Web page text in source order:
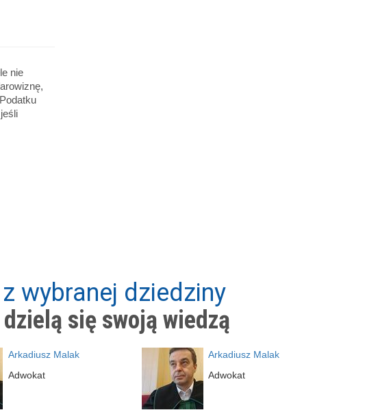
nie
wybranej dziedziny
się swoją wiedzą
Arkadiusz Malak
Adwokat
Arkadiusz Malak
Adwokat